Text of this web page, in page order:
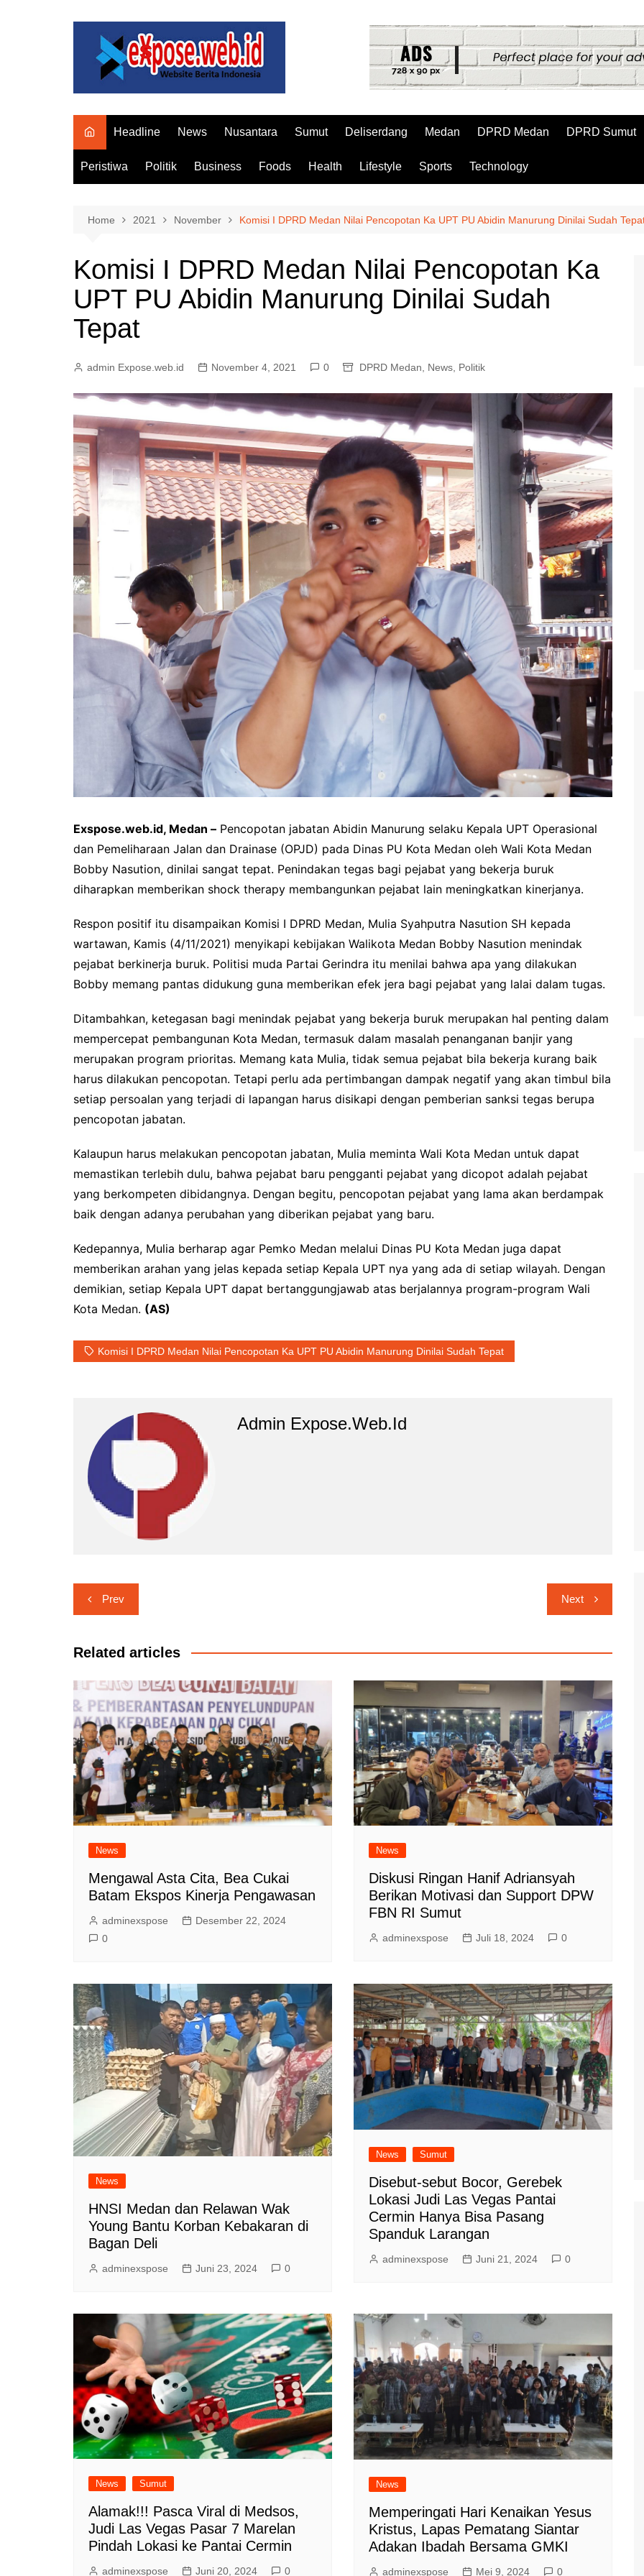
Headline News Nusantara Sumut Deliserdang Medan DPRD Medan DPRD Sumut
Peristiwa Politik Business Foods Health Lifestyle Sports Technology
Home 2021 November Komisi I DPRD Medan Nilai Pencopotan Ka UPT PU Abidin Manurung Dinilai Sudah
Komisi I DPRD Medan Nilai Pencopotan Ka
UPT PU Abidin Manurung Dinilai Sudah
Tepat
admin Expose.web.id November 4, 2021 0 DPRD Medan News Politik
Exspose.web.id, Medan – Pencopotan jabatan Abidin Manurung selaku Kepala UPT Operasional
dan Pemeliharaan Jalan dan Drainase (OPJD) pada Dinas PU Kota Medan oleh Wali Kota Medan
Bobby Nasution, dinilai sangat tepat. Penindakan tegas bagi pejabat yang bekerja buruk
diharapkan memberikan shock therapy membangunkan pejabat lain meningkatkan kinerjanya.
Respon positif itu disampaikan Komisi I DPRD Medan, Mulia Syahputra Nasution SH kepada
wartawan, Kamis (4/11/2021) menyikapi kebijakan Walikota Medan Bobby Nasution menindak
pejabat berkinerja buruk. Politisi muda Partai Gerindra itu menilai bahwa apa yang dilakukan
Bobby memang pantas didukung guna memberikan efek jera bagi pejabat yang lalai dalam tugas.
Ditambahkan, ketegasan bagi menindak pejabat yang bekerja buruk merupakan hal penting dalam
mempercepat pembangunan Kota Medan, termasuk dalam masalah penanganan banjir yang
merupakan program prioritas. Memang kata Mulia, tidak semua pejabat bila bekerja kurang baik
harus dilakukan pencopotan. Tetapi perlu ada pertimbangan dampak negatif yang akan timbul bila
setiap persoalan yang terjadi di lapangan harus disikapi dengan pemberian sanksi tegas berupa
pencopotan jabatan.
Kalaupun harus melakukan pencopotan jabatan, Mulia meminta Wali Kota Medan untuk dapat
memastikan terlebih dulu, bahwa pejabat baru pengganti pejabat yang dicopot adalah pejabat
yang berkompeten dibidangnya. Dengan begitu, pencopotan pejabat yang lama akan berdampak
baik dengan adanya perubahan yang diberikan pejabat yang baru.
Kedepannya, Mulia berharap agar Pemko Medan melalui Dinas PU Kota Medan juga dapat
memberikan arahan yang jelas kepada setiap Kepala UPT nya yang ada di setiap wilayah. Dengan
demikian, setiap Kepala UPT dapat bertanggungjawab atas berjalannya program-program Wali
Kota Medan. (AS)
Komisi I DPRD Medan Nilai Pencopotan Ka UPT PU Abidin Manurung Dinilai Sudah Tepat
Admin Expose.web.id
Navigasi
pos
Prev Next
Related articles
News
Mengawal Asta Cita, Bea Cukai
Batam Ekspos Kinerja Pengawasan
adminexspose
Desember 22, 2024
0
News
Diskusi Ringan Hanif Adriansyah
Berikan Motivasi dan Support DPW
FBN RI Sumut
adminexspose Juli 18, 2024 0
News
HNSI Medan dan Relawan Wak
Young Bantu Korban Kebakaran di
Bagan Deli
adminexspose Juni 23, 2024 0
News Sumut
Disebut-sebut Bocor, Gerebek
Lokasi Judi Las Vegas Pantai
Cermin Hanya Bisa Pasang
Spanduk Larangan
adminexspose Juni 21, 2024 0
News Sumut
Alamak!!! Pasca Viral di Medsos,
Judi Las Vegas Pasar 7 Marelan
Pindah Lokasi ke Pantai Cermin
adminexspose Juni 20, 2024 0
News
Memperingati Hari Kenaikan Yesus
Kristus, Lapas Pematang Siantar
Adakan Ibadah Bersama GMKI
adminexspose Mei 9, 2024 0